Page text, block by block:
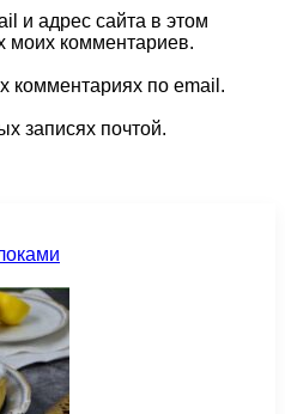
и адрес сайта в этом
моих комментариев.
комментариях по email.
записях почтой.